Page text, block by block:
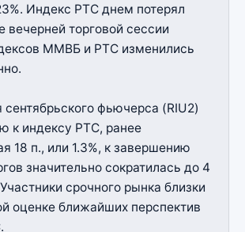
Индекс РТС днем потерял
вечерней торговой сессии
ММВБ и РТС изменились
сентябрьского фьючерса (RIU2)
к индексу РТС, ранее
18 п., или 1.3%, к завершению
значительно сократилась до 4
срочного рынка близки
оценке ближайших перспектив